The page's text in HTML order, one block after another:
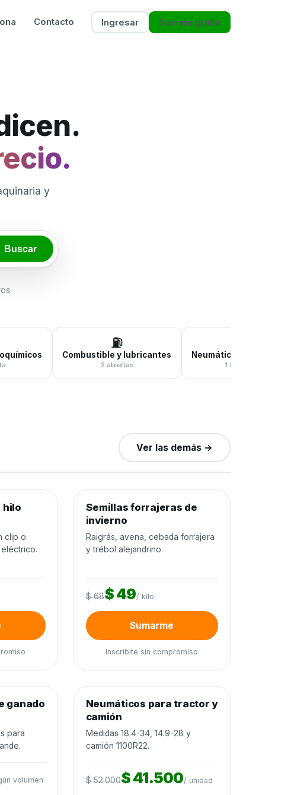
Contacto Ingresar Sumate gratis
y
Buscar
⛽
Combustible y lubricantes
2 abiertas
Neumáticos y baterías
1 abierta
Ver las demás →
hilo
clip o
eléctrico.
Semillas y agroquímicos
−28%
Semillas forrajeras de
invierno
Raigrás, avena, cebada forrajera
y trébol alejandrino.
$ 68$ 49/ kilo
Sumarme
Inscribite sin compromiso
ganado
para
volumen
Neumáticos y baterías −20%
Neumáticos para tractor y
camión
Medidas 18.4-34, 14.9-28 y
camión 1100R22.
$ 52.000$ 41.500/ unidad